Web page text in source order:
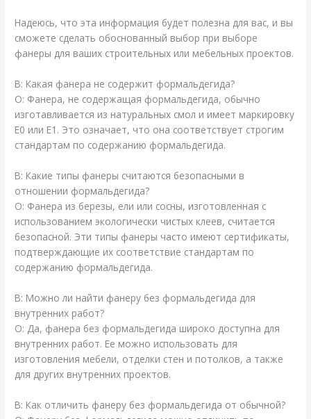
Надеюсь, что эта информация будет полезна для вас, и вы
сможете сделать обоснованный выбор при выборе
фанеры для ваших строительных или мебельных проектов.
В: Какая фанера не содержит формальдегида?
О: Фанера, не содержащая формальдегида, обычно
изготавливается из натуральных смол и имеет маркировку
E0 или E1. Это означает, что она соответствует строгим
стандартам по содержанию формальдегида.
В: Какие типы фанеры считаются безопасными в
отношении формальдегида?
О: Фанера из березы, ели или сосны, изготовленная с
использованием экологически чистых клеев, считается
безопасной. Эти типы фанеры часто имеют сертификаты,
подтверждающие их соответствие стандартам по
содержанию формальдегида.
В: Можно ли найти фанеру без формальдегида для
внутренних работ?
О: Да, фанера без формальдегида широко доступна для
внутренних работ. Ее можно использовать для
изготовления мебели, отделки стен и потолков, а также
для других внутренних проектов.
В: Как отличить фанеру без формальдегида от обычной?